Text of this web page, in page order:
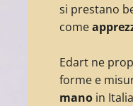
si prestano
come
Edart ne
forme e
mano in